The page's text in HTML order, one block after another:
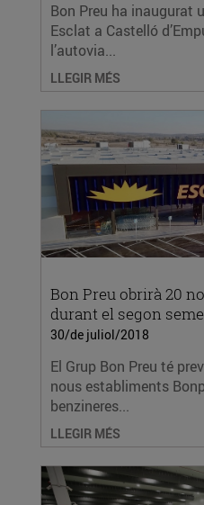
Bon Preu ha inaugurat
Esclat a Castelló
l’autovia...
LLEGIR MÉS
Bon Preu obrirà 20
durant el segon
30/de juliol/2018
El Grup Bon Preu té
nous establiments
benzineres...
LLEGIR MÉS